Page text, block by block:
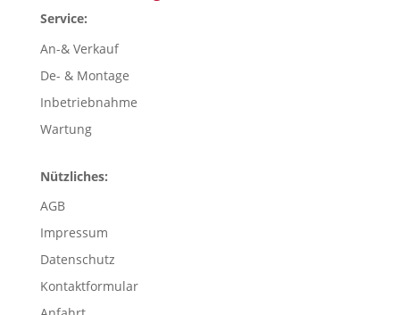
Service:
An-& Verkauf
De- & Montage
Inbetriebnahme
Wartung
Nützliches:
AGB
Impressum
Datenschutz
Kontaktformular